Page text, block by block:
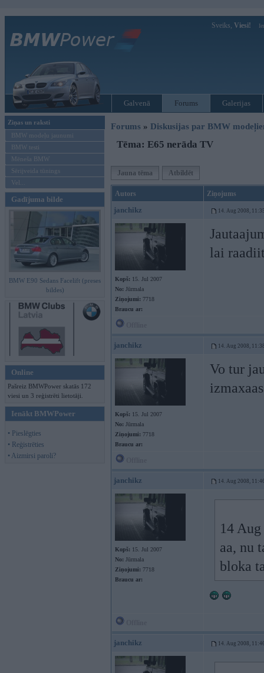
Sveiks, Viesi!
Galvenā Forums Galerijas
Ziņas un raksti
BMW modeļu jaunumi
BMW testi
Mēneša BMW
Sērijveida tūnings
Vel...
Gadījuma bilde
BMW E90 Sedans Facelift (preses
bildes)
Online
Pašreiz BMWPower skatās 172
viesi un 3 reģistrēti lietotāji.
Ienākt BMWPower
• Pieslēgties
• Reģistrēties
• Aizmirsi paroli?
Forums » Diskusijas par BMW
Tēma: E65 nerāda TV
Jauna tēma Atbildēt
Autors Ziņojums
janchikz 14. Aug 2008,
Kopš: 15. Jul 2007
No: Jūrmala
Ziņojumi: 7718
Braucu ar:
lai
janchikz 14. Aug 2008,
Kopš: 15. Jul 2007
No: Jūrmala
Ziņojumi: 7718
Braucu ar:
Vo tur
janchikz 14. Aug 2008,
Kopš: 15. Jul 2007
No: Jūrmala
Ziņojumi: 7718
Braucu ar:
14
aa, nu
bloka
janchikz 14. Aug 2008,